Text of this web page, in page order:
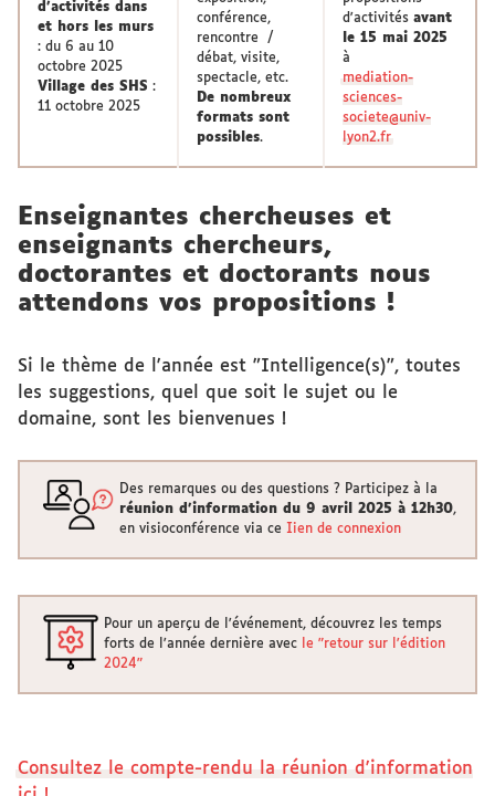
d'activités dans
et hors les murs
: du 6 au 10
octobre 2025
Village des SHS :
11 octobre 2025
conférence,
rencontre /
débat, visite,
spectacle, etc.
De nombreux
formats sont
possibles.
d'activités avant
le 15 mai 2025
à
mediation-
sciences-
societe@univ-
lyon2.fr
Enseignantes chercheuses et
enseignants chercheurs,
doctorantes et doctorants nous
attendons vos propositions !
Si le thème de l'année est "Intelligence(s)", toutes
les suggestions, quel que soit le sujet ou le
domaine, sont les bienvenues !
Des remarques ou des questions ? Participez à la
réunion d'information du 9 avril 2025 à 12h30,
en visioconférence via ce Iien de connexion
Pour un aperçu de l'événement, découvrez les temps
forts de l'année dernière avec
le "retour sur l'édition
2024"
Consultez le compte-rendu la réunion d'information